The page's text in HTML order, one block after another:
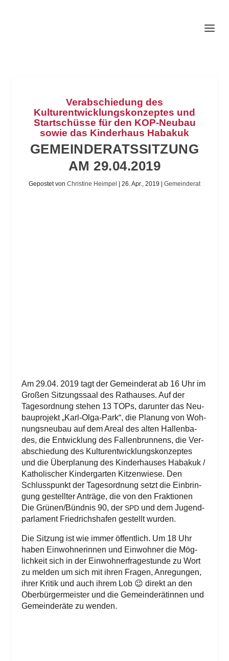
Verabschiedung des
Kulturentwicklungskonzeptes und
Startschüsse für den KOP-Neubau
sowie das Kinderhaus Habakuk
GEMEINDERATSSITZUNG
AM 29.04.2019
Gepostet von Christine Heimpel 26. Apr., 2019 Gemeinderat
Am 29.04. 2019 tagt der Gemein­de­rat ab 16 Uhr im
Gro­ßen Sit­zungs­saal des Rat­hau­ses. Auf der
Tages­ord­nung ste­hen 13 TOPs, dar­un­ter das Neu­
bau­pro­jekt „Karl-Olga-Park“, die Pla­nung von Woh­
nungs­neu­bau auf dem Are­al des alten Hal­len­ba­
des, die Ent­wick­lung des Fal­len­brun­nens, die Ver­
ab­schie­dung des Kul­tur­ent­wick­lungs­kon­zep­tes
und die Über­pla­nung des Kin­der­hau­ses Haba­kuk /
Katho­li­scher Kin­der­gar­ten Kit­zen­wie­se. Den
Schluss­punkt der Tages­ord­nung setzt die Ein­brin­
gung gestell­ter Anträ­ge, die von den Frak­tio­nen
Die Grünen/​Bündnis 90, derSPD und dem Jugend­
par­la­ment Fried­richs­ha­fen gestellt wurden.
Die Sit­zung ist wie immer öffent­lich. Um 18 Uhr
haben Ein­woh­ne­rin­nen und Ein­woh­ner die Mög­
lich­keit sich in der Ein­woh­ner­fra­ge­stun­de zu Wort
zu mel­den um sich mit ihren Fra­gen, Anre­gun­gen,
ihrer Kri­tik und auch ihrem Lob 😉 direkt an den
Ober­bür­ger­meis­ter und die Gemein­de­rä­tin­nen und
Gemein­de­rä­te zu wenden.